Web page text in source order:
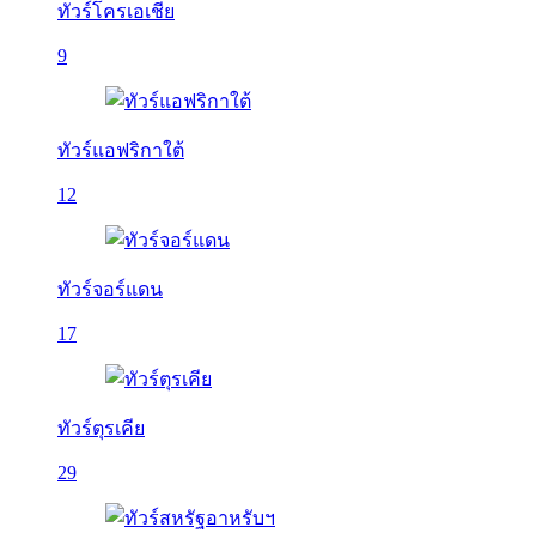
ทัวร์โครเอเชีย
9
ทัวร์แอฟริกาใต้
12
ทัวร์จอร์แดน
17
ทัวร์ตุรเคีย
29